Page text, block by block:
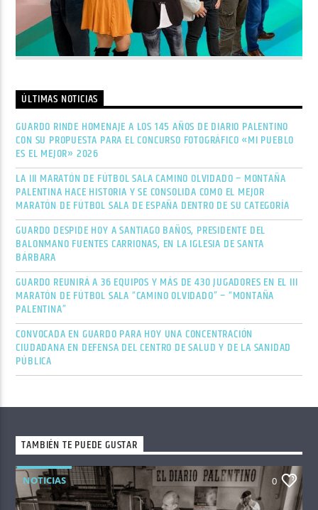
ÚLTIMAS NOTICIAS
GUARDO RINDE HOMENAJE A LOS 145 AÑOS DE DIARIO PALENTINO
CON SU PROPUESTA PARA EL CONCURSO FOTOGRÁFICO «MI PUEBLO
ES EL MEJOR» 2026
LA III MARATÓN DE FÚTBOL SALA CAMINO OLVIDADO – MONTAÑA
PALENTINA HACE HISTORIA Y SE CONSOLIDA COMO EL MEJOR
MARATÓN DE FÚTBOL SALA DE ESPAÑA DENTRO DE SU CATEGORÍA
GUARDO DESPIDE HOY A SANTIAGO BAÑOS, PRESIDENTE DEL
BALONMANO FUENTES CARRIONAS, EN LA IGLESIA DE SANTA
BÁRBARA
GUARDO REUNIRÁ A 36 EQUIPOS Y MÁS DE 430 JUGADORES EN EL III
MARATÓN DE FÚTBOL SALA “CAMINO OLVIDADO” – “MONTAÑA
PALENTINA”
CONVOCADA EN GUARDO PARA HOY UNA CONCENTRACIÓN
CIUDADANA EN DEFENSA DEL CENTRO DE SALUD Y DE LA SANIDAD
PÚBLICA
TAMBIÉN TE PUEDE GUSTAR
NOTICIAS 0